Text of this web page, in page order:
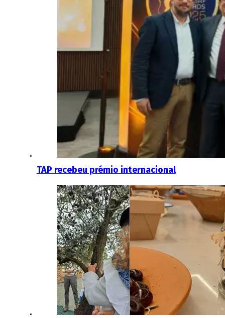
TAP recebeu prémio internacional